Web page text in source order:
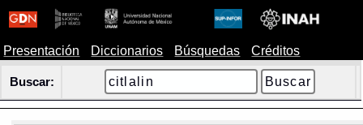
Presentación Diccionarios Búsquedas Créditos
Buscar: